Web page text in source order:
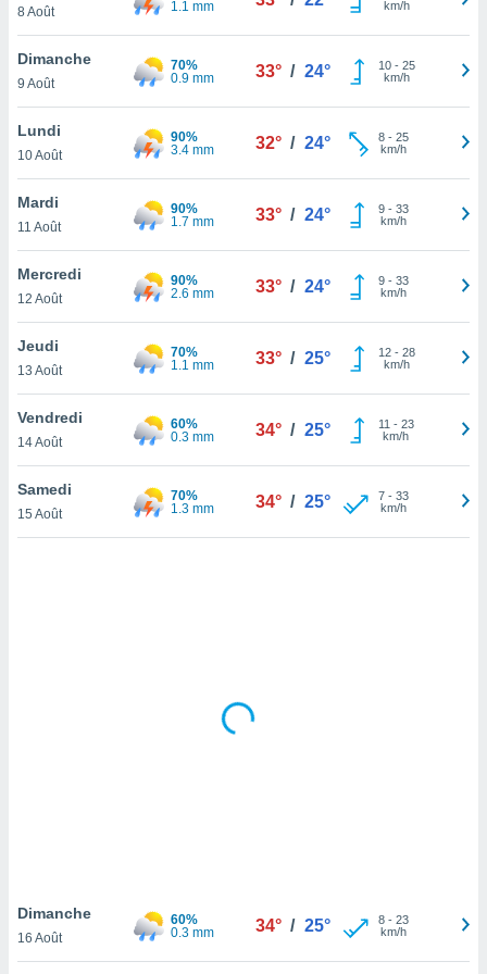
au
vous
de
ou
de
le
ainsi
un
la
du
les
8 Août
1.1 mm
km/h
Dimanche
9 Août
70%
0.9 mm
33° / 24° 10- 25
km/h
Lundi
10 Août
90%
3.4 mm
32° / 24° 8- 25
km/h
Mardi
11 Août
90%
1.7 mm
33° / 24° 9- 33
km/h
Mercredi
12 Août
90%
2.6 mm
33° / 24° 9- 33
km/h
Jeudi
13 Août
70%
1.1 mm
33° / 25° 12- 28
km/h
Vendredi
14 Août
60%
0.3 mm
34° / 25° 11 - 23
km/h
Samedi
15 Août
70%
1.3 mm
34° / 25° 7- 33
km/h
Dimanche
16 Août
60%
0.3 mm
34° / 25° 8- 23
km/h